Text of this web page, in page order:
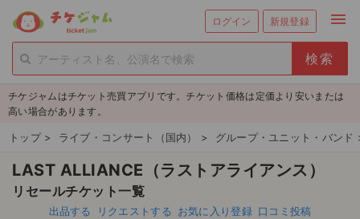
ログイン 新規登録 menu
person_add 新規会員登録
チケットを探す
新着チケット
値下げしたチケット
都道府県からチケットを探す
チケジャムはチケット売買アプリです。チケット価格は定価より安いまたは
高い場合があります。
トップ > ライブ・コンサート（国内） > グループ・ユニット・バンド
LAST ALLIANCE（ラストアライアンス）
リセールチケット一覧
出品する リクエストする お気に入り登録 口コミ投稿